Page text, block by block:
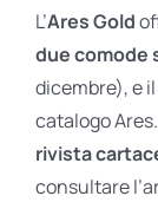
L’Ares Gold
due comode
dicembre), e
catalogo
rivista
consultare